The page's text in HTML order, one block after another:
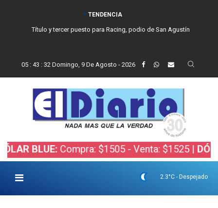
TENDENCIA
Título y tercer puesto para Racing, podio de San Agustín
05 : 43 : 32 Domingo, 9 De Agosto - 2026
Compra: $1505 - Venta: $1525 |DÓLAR
2.3°C - Despejado